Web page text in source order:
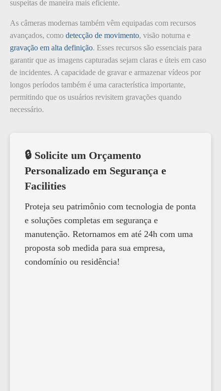
suspeitas de maneira mais eficiente.
As câmeras modernas também vêm equipadas com recursos
avançados, como detecção de movimento, visão noturna e
gravação em alta definição. Esses recursos são essenciais para
garantir que as imagens capturadas sejam claras e úteis em caso
de incidentes. A capacidade de gravar e armazenar vídeos por
longos períodos também é uma característica importante,
permitindo que os usuários revisitem gravações quando
necessário.
🔒 Solicite um Orçamento
Personalizado em Segurança e
Facilities
Proteja seu patrimônio com tecnologia de ponta
e soluções completas em segurança e
manutenção. Retornamos em até 24h com uma
proposta sob medida para sua empresa,
condomínio ou residência!